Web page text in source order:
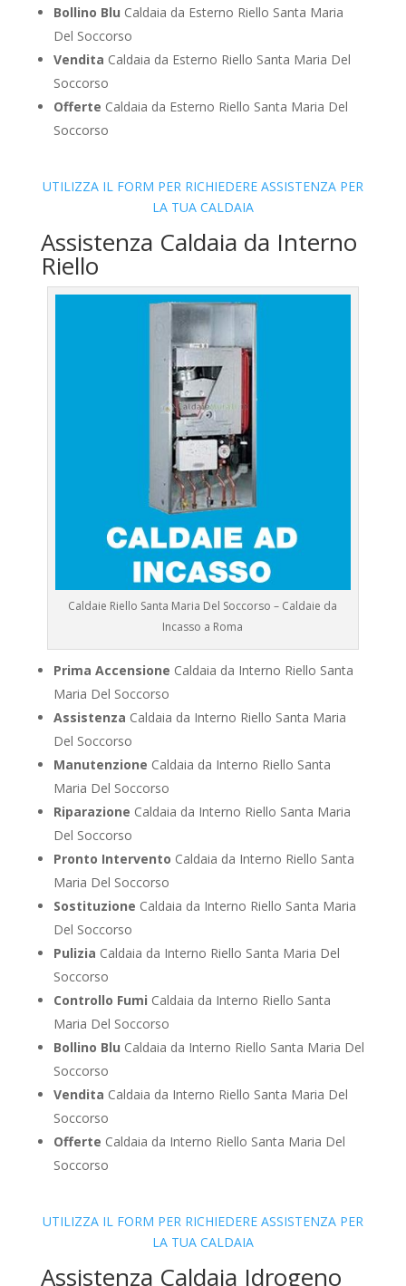
Bollino Blu Caldaia da Esterno Riello Santa Maria
Del Soccorso
Vendita Caldaia da Esterno Riello Santa Maria Del
Soccorso
Offerte Caldaia da Esterno Riello Santa Maria Del
Soccorso
UTILIZZA IL FORM PER RICHIEDERE ASSISTENZA PER
LA TUA CALDAIA
Assistenza Caldaia da Interno
Riello
Caldaie Riello Santa Maria Del Soccorso – Caldaie da
Incasso a Roma
Prima Accensione Caldaia da Interno Riello Santa
Maria Del Soccorso
Assistenza Caldaia da Interno Riello Santa Maria
Del Soccorso
Manutenzione Caldaia da Interno Riello Santa
Maria Del Soccorso
Riparazione Caldaia da Interno Riello Santa Maria
Del Soccorso
Pronto Intervento Caldaia da Interno Riello Santa
Maria Del Soccorso
Sostituzione Caldaia da Interno Riello Santa Maria
Del Soccorso
Pulizia Caldaia da Interno Riello Santa Maria Del
Soccorso
Controllo Fumi Caldaia da Interno Riello Santa
Maria Del Soccorso
Bollino Blu Caldaia da Interno Riello Santa Maria Del
Soccorso
Vendita Caldaia da Interno Riello Santa Maria Del
Soccorso
Offerte Caldaia da Interno Riello Santa Maria Del
Soccorso
UTILIZZA IL FORM PER RICHIEDERE ASSISTENZA PER
LA TUA CALDAIA
Assistenza Caldaia Idrogeno